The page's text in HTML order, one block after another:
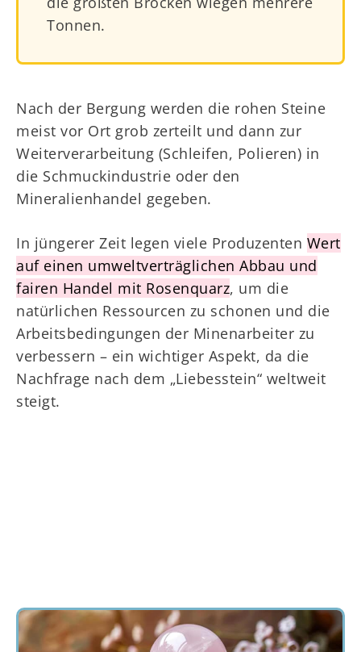
Tonnen.
Nach der Bergung werden die rohen Steine
meist vor Ort grob zerteilt und dann zur
Weiterverarbeitung (Schleifen, Polieren) in
die Schmuckindustrie oder den
Mineralienhandel gegeben.
In jüngerer Zeit legen viele Produzenten Wert
auf einen umweltverträglichen Abbau und
fairen Handel mit Rosenquarz, um die
natürlichen Ressourcen zu schonen und die
Arbeitsbedingungen der Minenarbeiter zu
verbessern – ein wichtiger Aspekt, da die
Nachfrage nach dem „Liebesstein“ weltweit
steigt.